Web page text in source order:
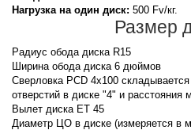
Нагрузка на один диск: 500 Fv/кг.
Размер
Радиус обода диска R15
Ширина обода диска 6 дюймов
Сверловка PCD 4x100
отверстий в диске "4" и
Вылет диска ET 45
Диаметр ЦО в диске (измеряется в